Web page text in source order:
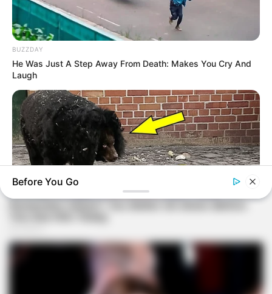
BUZZDAY
He Was Just A Step Away From Death: Makes You Cry And
Laugh
BUZZDAY
Bear And Cat's Unexpected Encounter Goes Viral
Before You Go